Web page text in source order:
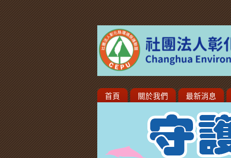
首頁 關於我們 最新消息